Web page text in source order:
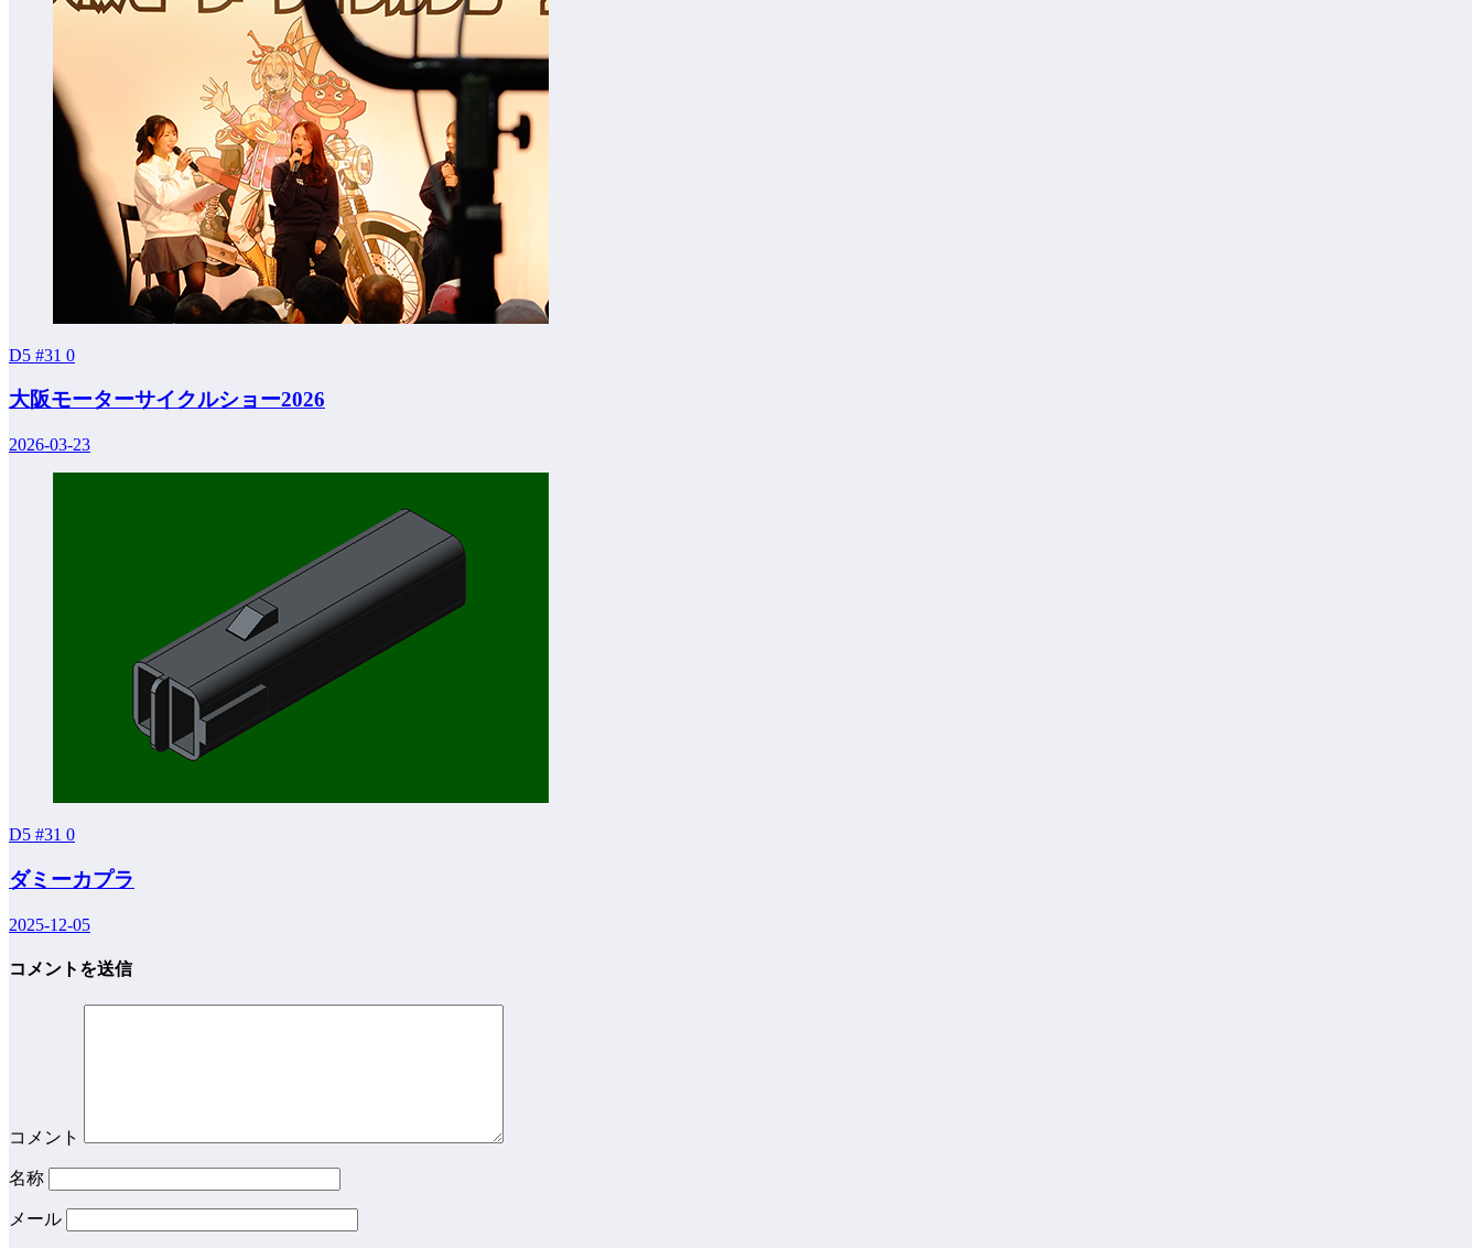
D5 #31 0
大阪モーターサイクルショー2026
2026-03-23
D5 #31 0
ダミーカプラ
2025-12-05
コメントを送信
コメント
名称
メール